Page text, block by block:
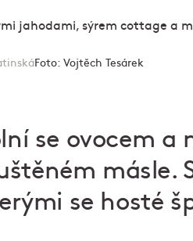
Foto: Vojtěch Tesárek
se ovocem a
másle.
se hosté